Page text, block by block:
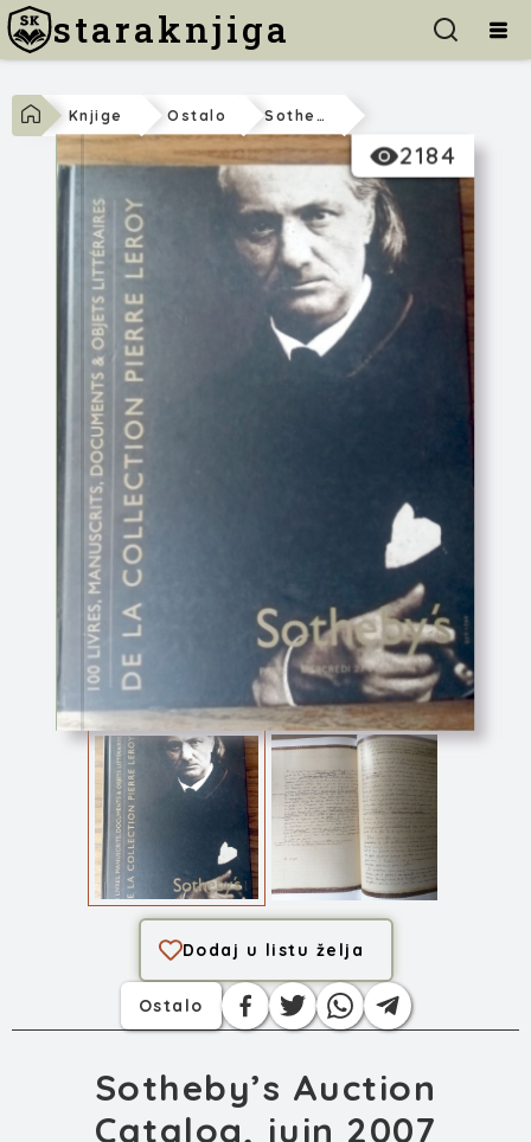
staraknjiga
Knjige Ostalo Sotheby’s Auction Catalog, Juin 2007
2184
Sotheby’s Auction ...
Dodaj u listu želja
Ostalo
Sotheby’s Auction
Catalog, juin 2007